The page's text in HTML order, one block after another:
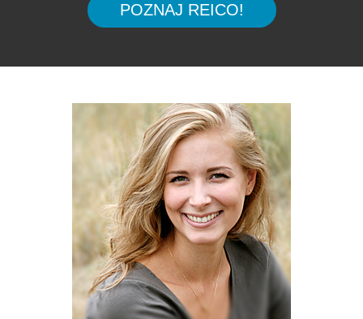
POZNAJ REICO!